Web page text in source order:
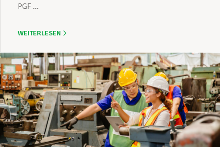
PGF ...
WEITERLESEN